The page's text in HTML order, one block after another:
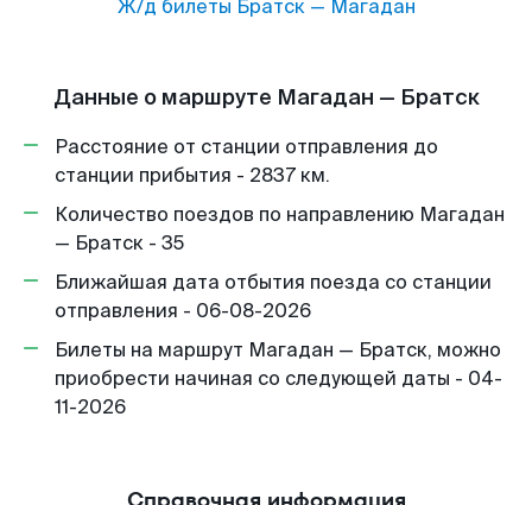
Ж/д билеты Братск— Магадан
Данные о маршруте Магадан — Братск
Расстояние от станции отправления до
станции прибытия - 2837 км.
Количество поездов по направлению Магадан
— Братск - 35
Ближайшая дата отбытия поезда со станции
отправления - 06-08-2026
Билеты на маршрут Магадан — Братск, можно
приобрести начиная со следующей даты - 04-
11-2026